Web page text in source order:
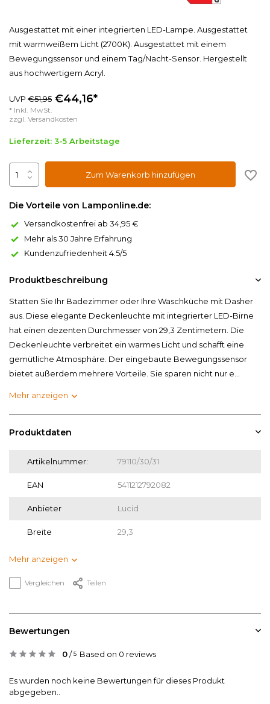
Ausgestattet mit einer integrierten LED-Lampe. Ausgestattet
mit warmweißem Licht (2700K). Ausgestattet mit einem
Bewegungssensor und einem Tag/Nacht-Sensor. Hergestellt
aus hochwertigem Acryl.
UVP €51,95 €44,16*
* Inkl. MwSt.
zzgl. Versandkosten
Lieferzeit: 3-5 Arbeitstage
Zum Warenkorb hinzufügen
Die Vorteile von Lamponline.de:
Versandkostenfrei ab 34,95 €
Mehr als 30 Jahre Erfahrung
Kundenzufriedenheit 4.5/5
Produktbeschreibung
Statten Sie Ihr Badezimmer oder Ihre Waschküche mit Dasher
aus. Diese elegante Deckenleuchte mit integrierter LED-Birne
hat einen dezenten Durchmesser von 29,3 Zentimetern. Die
Deckenleuchte verbreitet ein warmes Licht und schafft eine
gemütliche Atmosphäre. Der eingebaute Bewegungssensor
bietet außerdem mehrere Vorteile. Sie sparen nicht nur e...
Mehr anzeigen
Produktdaten
Artikelnummer: 79110/30/31
EAN 5411212792082
Anbieter Lucid
Breite 29,3
Mehr anzeigen
Vergleichen Teilen
Bewertungen
0/5 Based on 0 reviews
Es wurden noch keine Bewertungen für dieses Produkt
abgegeben..